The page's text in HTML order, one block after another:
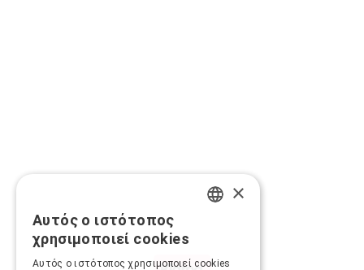
×
Αυτός ο ιστότοπος
χρησιμοποιεί cookies
Αυτός ο ιστότοπος χρησιμοποιεί cookies